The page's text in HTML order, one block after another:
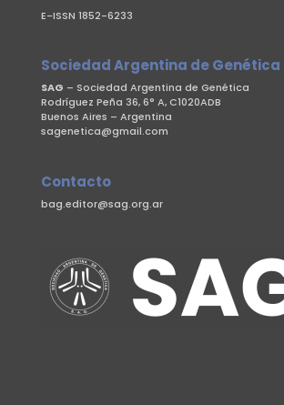
E-ISSN 1852-6233
Sociedad Argentina de Genética
SAG – Sociedad Argentina de Genética
Rodríguez Peña 36, 6° A, C1020ADB
Buenos Aires – Argentina
sagenetica@gmail.com
Contacto
bag.editor@sag.org.ar